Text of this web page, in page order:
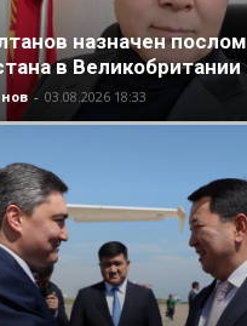
назначен послом
в Великобритании
- 03.08.2026 18:33